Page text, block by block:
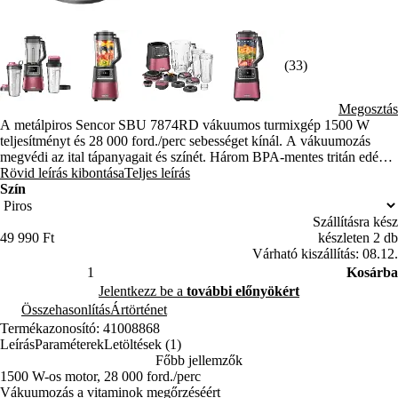
(33)
Megosztás
A metálpiros Sencor SBU 7874RD vákuumos turmixgép 1500 W
teljesítményt és 28 000 ford./perc sebességet kínál. A vákuumozás
megvédi az ital tápanyagait és színét. Három BPA-mentes tritán edényt
tartalmaz, köztük két utazópoharat.
Rövid leírás kibontásaTeljes leírás
Szín
49 990 Ft
Szállításra kész
készleten 2 db
Várható kiszállítás: 08.12.
Kosárba
Jelentkezz be a további előnyökért
ÖsszehasonlításÁrtörténet
Termékazonosító: 41008868
LeírásParaméterekLetöltések (1)
Főbb jellemzők
1500 W-os motor, 28 000 ford./perc
Vákuumozás a vitaminok megőrzéséért